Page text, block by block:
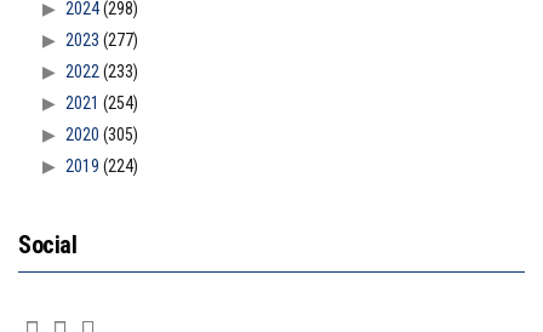
2024(298)
2023 (277)
2022(233)
2021 (254)
2020 (305)
2019 (224)
Social